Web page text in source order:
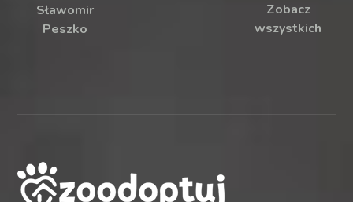
Sławomir
Peszko
Zobacz
wszystkich